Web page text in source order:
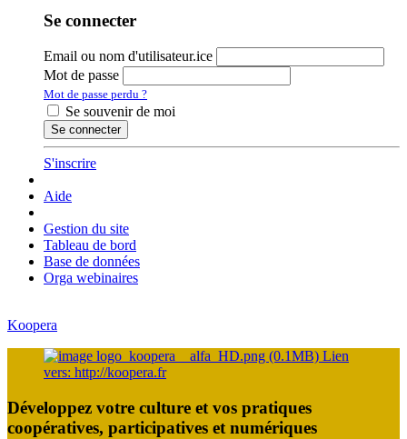
Se connecter
Email ou nom d'utilisateur.ice
Mot de passe
Mot de passe perdu ?
Se souvenir de moi
Se connecter
S'inscrire
Aide
Gestion du site
Tableau de bord
Base de données
Orga webinaires
Koopera
Développez votre culture et vos pratiques
coopératives, participatives et numériques